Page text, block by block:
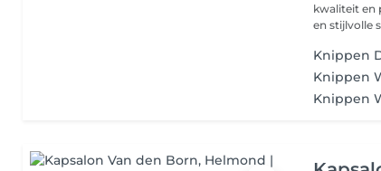
kwaliteit en
en stijlvolle
Knippen
Knippen
Knippen